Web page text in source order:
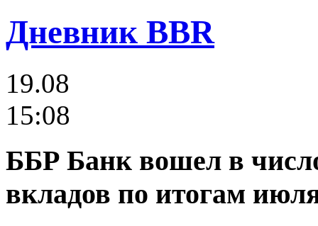
Дневник BBR
19.08
15:08
ББР Банк вошел в
вкладов по итогам